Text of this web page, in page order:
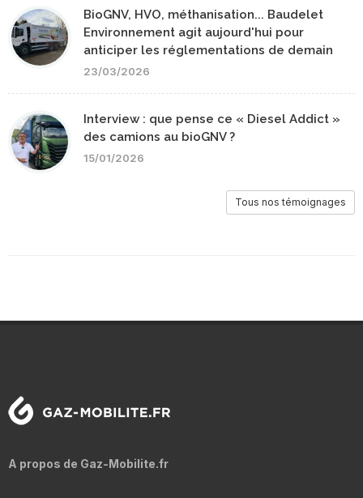
BioGNV, HVO, méthanisation... Baudelet
Environnement agit aujourd'hui pour
anticiper les réglementations de demain
23/03/2026
Interview : que pense ce « Diesel Addict »
des camions au bioGNV ?
15/01/2026
Tous nos témoignages
A propos de Gaz-Mobilite.fr